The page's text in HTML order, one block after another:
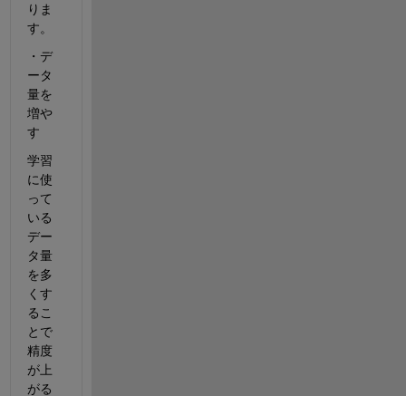
りま
す。
・デ
ータ
量を
増や
す
学習
に使
って
いる
デー
タ量
を多
くす
るこ
とで
精度
が上
がる